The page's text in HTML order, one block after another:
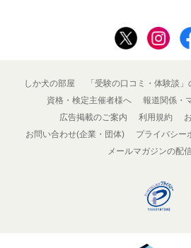
しか犬の部屋 「受験の口コミ・体験談
資格・検定主催者様へ
報道関係・
広告掲載のご案内
利用規約
お問い合わせ(企業・団体)
プライバシー
メールマガジンの配